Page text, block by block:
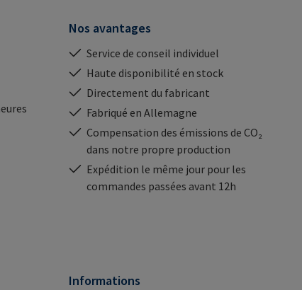
Nos avantages
Service de conseil individuel
Haute disponibilité en stock
Directement du fabricant
Fabriqué en Allemagne
Compensation des émissions de CO₂
dans notre propre production
Expédition le même jour pour les
commandes passées avant 12h
Informations